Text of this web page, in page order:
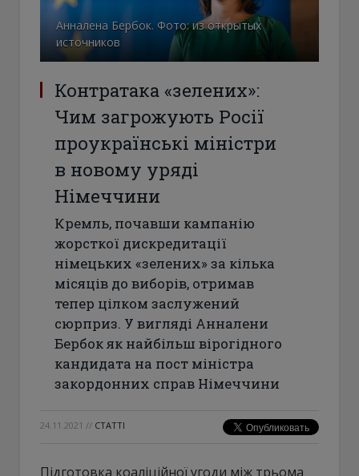
Анналена Бербок. Фото: из открытых
источников
Контратака «зелених»:
Чим загрожують Росії
проукраїнські міністри
в новому уряді
Німеччини
Кремль, почавши кампанію
жорсткої дискредитації
німецьких «зелених» за кілька
місяців до виборів, отримав
тепер цілком заслужений
сюрприз. У вигляді Анналени
Бербок як найбільш вірогідного
кандидата на пост міністра
закордонних справ Німеччини
24.11.2021 // СТАТТІ
Підготовка коаліційної угоди між трьома